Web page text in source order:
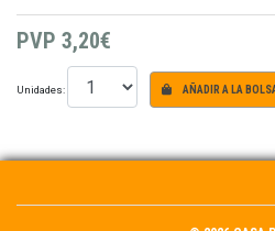
PVP 3,20€
Unidades: AÑADIR A LA